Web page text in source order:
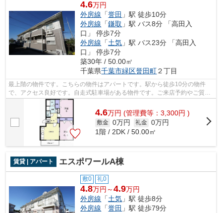
4.6万円
外房線 「誉田 」駅 徒歩10分
外房線 「鎌取 」駅 バス8分 「高田入
口」 停歩7分
外房線 「土気 」駅 バス23分 「高田入
口」 停歩7分
築30年 / 50.00㎡
千葉県千葉市緑区誉田町２丁目
最上階の物件です。こちらの物件はアパートです。駅から徒歩10分の物件
で、アクセス良好です。自走式駐車場がある物件です。ご来店予約やご質問
などは043-300-0080から承っております...
4.6万円 (管理費等：3,300円 )
敷金 0万円 礼金 0万円
1階 / 2DK / 50.00㎡
賃貸 | アパート エスポワールA棟
敷0 礼0
4.8万円～4.9万円
外房線 「土気 」駅 徒歩8分
外房線 「誉田 」駅 徒歩79分